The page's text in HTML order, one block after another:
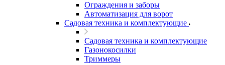
Ограждения и заборы
Автоматизация для ворот
Садовая техника и комплектующие
Садовая техника и комплектующие
Газонокосилки
Триммеры